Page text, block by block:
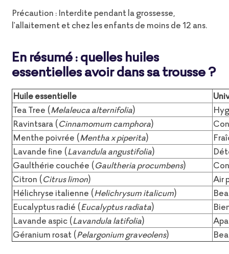
Précaution : Interdite pendant la grossesse,
l'allaitement et chez les enfants de moins de 12 ans.
En résumé : quelles huiles
essentielles avoir dans sa trousse ?
Huile essentielle
Tea Tree (Melaleuca alternifolia)
Ravintsara (Cinnamomum camphora)
Menthe poivrée (Mentha x piperita)
Lavande fine (Lavandula angustifolia)
Gaulthérie couchée (Gaultheria procumbens)
Citron (Citrus limon)
Air
Hélichryse italienne (Helichrysum italicum)
Eucalyptus radié (Eucalyptus radiata)
Lavande aspic (Lavandula latifolia)
Géranium rosat (Pelargonium graveolens)